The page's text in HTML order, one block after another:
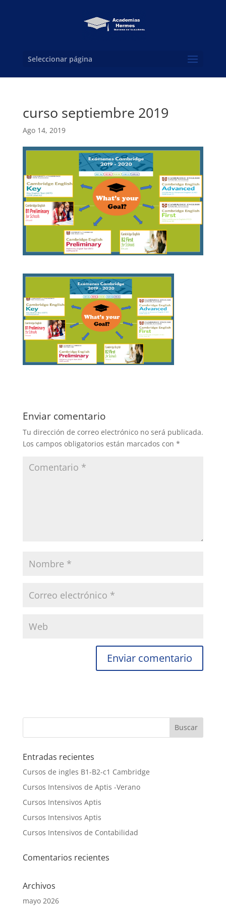
Seleccionar página
curso septiembre 2019
Ago 14, 2019
Enviar comentario
Tu dirección de correo electrónico no será publicada.
Los campos obligatorios están marcados con *
Entradas recientes
Cursos de ingles B1-B2-c1 Cambridge
Cursos Intensivos de Aptis -Verano
Cursos Intensivos Aptis
Cursos Intensivos Aptis
Cursos Intensivos de Contabilidad
Comentarios recientes
Archivos
mayo 2026